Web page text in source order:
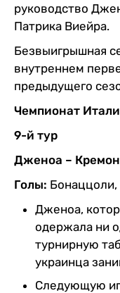
руководство
Патрика Виейра.
Безвыигрышная
внутреннем
предыдущего
Чемпионат
9-й тур
Дженоа –
Голы: Бонаццоли,
Дженоа,
одержала ни
турнирную
украинца
Следующую